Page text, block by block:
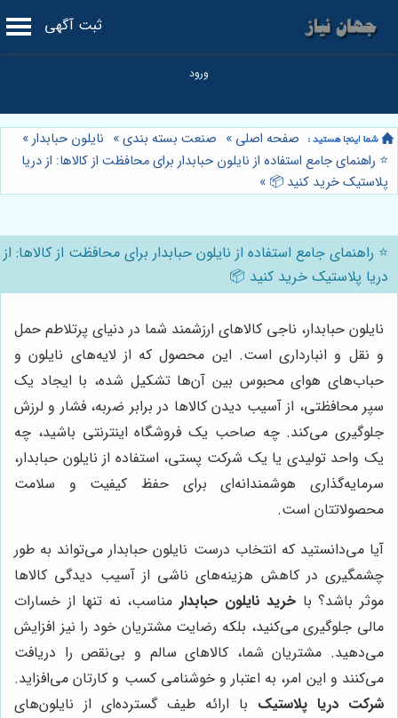
ثبت آگهی
صفحه اصلی » صنعت بسته بندی» نایلون حبابدار»
⭐️ راهنمای جامع استفاده از نایلون حبابدار برای محافظت از کالاها: از دریا
پلاستیک خرید کنید 📦 »
⭐️ راهنمای جامع استفاده از نایلون حبابدار برای محافظت از کالاها: از
دریا پلاستیک خرید کنید 📦
نایلون حبابدار، ناجی کالاهای ارزشمند شما در دنیای پرتلاطم حمل
و نقل و انبارداری است. این محصول که از لایه‌های نایلون و
حباب‌های هوای محبوس بین آن‌ها تشکیل شده، با ایجاد یک
سپر محافظتی، از آسیب دیدن کالاها در برابر ضربه، فشار و لرزش
جلوگیری می‌کند. چه صاحب یک فروشگاه اینترنتی باشید، چه
یک واحد تولیدی یا یک شرکت پستی، استفاده از نایلون حبابدار،
سرمایه‌گذاری هوشمندانه‌ای برای حفظ کیفیت و سلامت
محصولاتتان است.
آیا می‌دانستید که انتخاب درست نایلون حبابدار می‌تواند به طور
چشمگیری در کاهش هزینه‌های ناشی از آسیب دیدگی کالاها
موثر باشد؟ با خرید نایلون حبابدار مناسب، نه تنها از خسارات
مالی جلوگیری می‌کنید، بلکه رضایت مشتریان خود را نیز افزایش
می‌دهید. مشتریان شما، کالاهای سالم و بی‌نقص را دریافت
می‌کنند و این امر، به اعتبار و خوشنامی کسب و کارتان می‌افزاید.
شرکت دریا پلاستیک با ارائه طیف گسترده‌ای از نایلون‌های